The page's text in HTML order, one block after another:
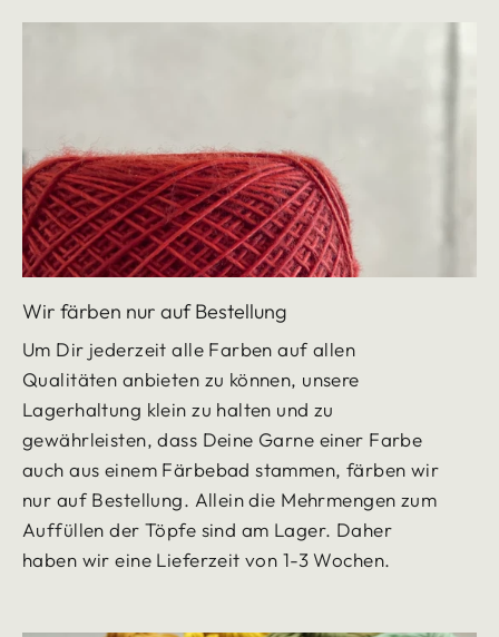
Wir färben nur auf Bestellung
Um Dir jederzeit alle Farben auf allen
Qualitäten anbieten zu können, unsere
Lagerhaltung klein zu halten und zu
gewährleisten, dass Deine Garne einer Farbe
auch aus einem Färbebad stammen, färben wir
nur auf Bestellung. Allein die Mehrmengen zum
Auffüllen der Töpfe sind am Lager. Daher
haben wir eine Lieferzeit von 1-3 Wochen.